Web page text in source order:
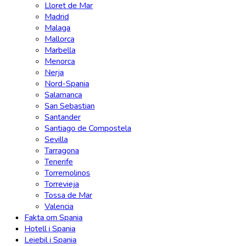
Lloret de Mar
Madrid
Malaga
Mallorca
Marbella
Menorca
Nerja
Nord-Spania
Salamanca
San Sebastian
Santander
Santiago de Compostela
Sevilla
Tarragona
Tenerife
Torremolinos
Torrevieja
Tossa de Mar
Valencia
Fakta om Spania
Hotell i Spania
Leiebil i Spania